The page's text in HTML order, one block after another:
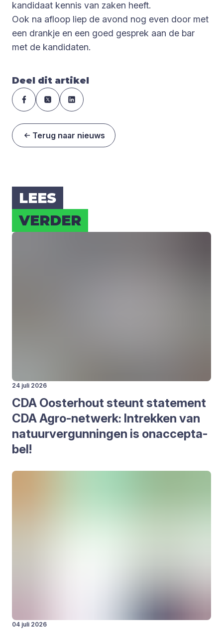
kandidaat kennis van zaken heeft.
Ook na afloop liep de avond nog even door met
een drankje en een goed gesprek aan de bar
met de kandidaten.
Deel dit artikel
Terug naar nieuws
LEES
VER­DER
24 juli 2026
CDA Oos­ter­hout steunt sta­te­ment
CDAAgro-net­werk: Intrek­ken van
natuur­ver­gun­nin­gen is onac­cep­ta­
bel!
04 juli 2026